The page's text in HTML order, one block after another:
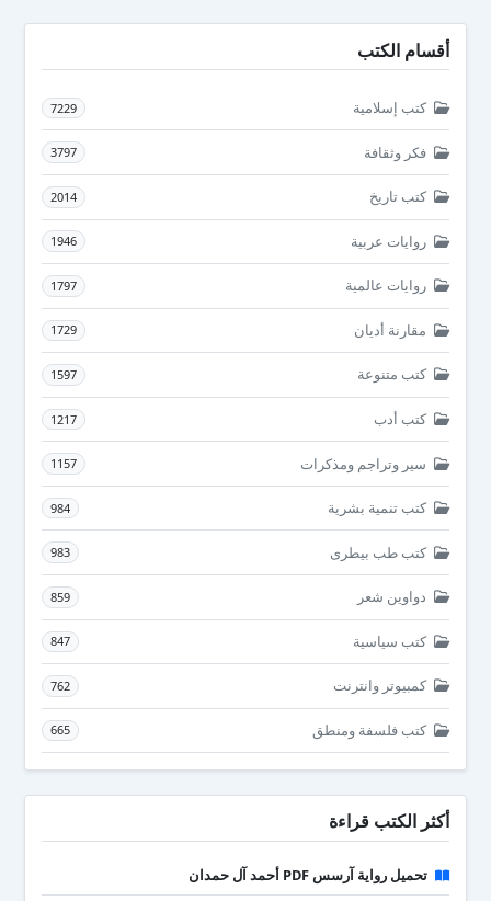
أقسام الكتب
كتب إسلامية 7229
فكر وثقافة 3797
كتب تاريخ 2014
روايات عربية 1946
روايات عالمية 1797
مقارنة أديان 1729
كتب متنوعة 1597
كتب أدب 1217
سير وتراجم ومذكرات 1157
كتب تنمية بشرية 984
كتب طب بيطرى 983
دواوين شعر 859
كتب سياسية 847
كمبيوتر وانترنت 762
كتب فلسفة ومنطق 665
أكثر الكتب قراءة
تحميل رواية آرسس PDF أحمد آل حمدان